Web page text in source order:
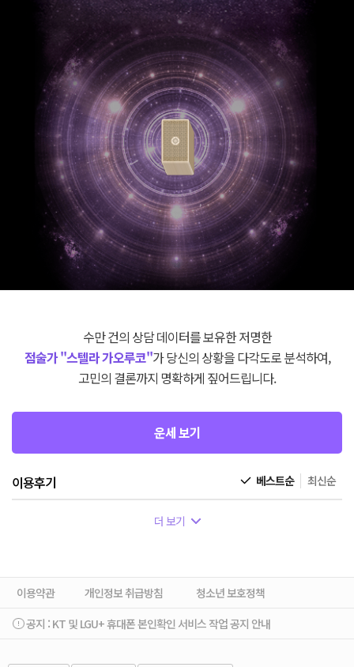
수만 건의 상담 데이터를 보유한 저명한
점술가 "스텔라 가오루코"가 당신의 상황을 다각도로 분석하여,
고민의 결론까지 명확하게 짚어드립니다.
운세 보기
이용후기 베스트순 최신순
더 보기
이용약관 개인정보 취급방침
청소년 보호정책
공지 : KT 및 LGU+ 휴대폰 본인확인 서비스 작업 공지 안내